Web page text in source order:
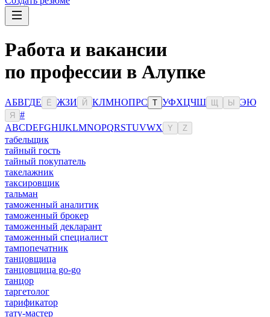
Работа и вакансии
по профессии в Алупке
АБВГДЕ Ё ЖЗИ Й КЛМНОПРС Т УФХЦЧШ Ы ЭЮ
Я
#
ABCDEFGHIJKLMNOPQRSTUVWX Y Z
табельщик
тайный гость
тайный покупатель
такелажник
таксировщик
тальман
таможенный аналитик
таможенный брокер
таможенный декларант
таможенный специалист
тампопечатник
танцовщица
танцовщица go-go
танцор
таргетолог
тарификатор
тату-мастер